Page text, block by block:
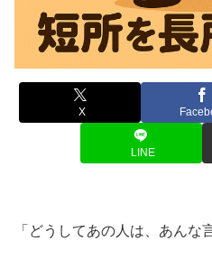
X
LINE
「どうしてあの人は、あんな